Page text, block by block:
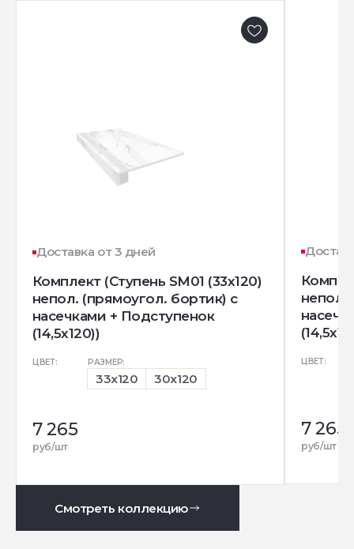
Доставка от 3 дней
Комплект (Ступень SM01 (33x120)
непол. (прямоугол. бортик) с
насечками + Подступенок
(14,5x120))
ЦВЕТ: РАЗМЕР:
33x120 30x120
7 265
руб/шт
непол.
ЦВЕТ:
7 265
руб/шт
Смотреть коллекцию